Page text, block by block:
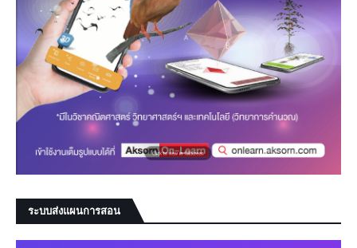
ระบบส่งแผนการสอน